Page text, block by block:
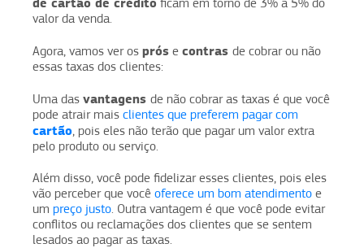
ficam em torno de 3% a 5% do
valor da venda.
Agora, vamos ver os prós e contras de cobrar ou não
essas taxas dos clientes:
Uma das vantagens de não cobrar as taxas é que você
pode atrair mais clientes que preferem pagar com
cartão, pois eles não terão que pagar um valor extra
pelo produto ou serviço.
Além disso, você pode fidelizar esses clientes, pois eles
vão perceber que você oferece um bom atendimento e
um preço justo. Outra vantagem é que você pode evitar
conflitos ou reclamações dos clientes que se sentem
lesados ao pagar as taxas.